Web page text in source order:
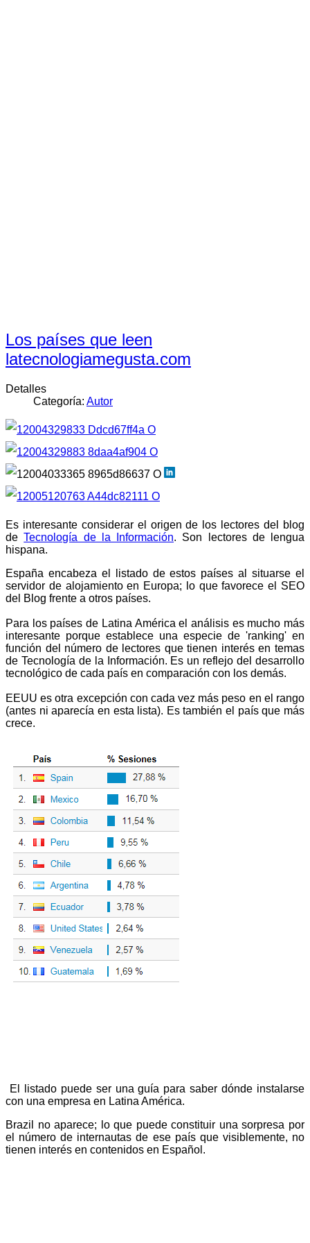
Los países que leen
latecnologiamegusta.com
Detalles
Categoría: Autor
Es interesante considerar el origen de los lectores del blog
deTecnología de la Información. Son lectores de lengua
hispana.
España encabeza el listado de estos países al situarse el
servidor de alojamiento en Europa; lo que favorece el SEO
del Blog frente a otros países.
Para los países de Latina América el análisis es mucho más
interesante porque establece una especie de 'ranking' en
función del número de lectores que tienen interés en temas
de Tecnología de la Información. Es un reflejo del desarrollo
tecnológico de cada país en comparación con los demás.
EEUU es otra excepción con cada vez más peso en el rango
(antes ni aparecía en esta lista). Es también el país que más
crece.
El listado puede ser una guía para saber dónde instalarse
con una empresa en Latina América.
Brazil no aparece; lo que puede constituir una sorpresa por
el número de internautas de ese país que visiblemente, no
tienen interés en contenidos en Español.